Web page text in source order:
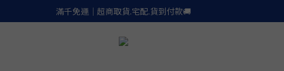
滿千免運｜超商取貨.宅配.貨到付款🚚
滿千免運｜超商取貨.宅配.貨到付款🚚